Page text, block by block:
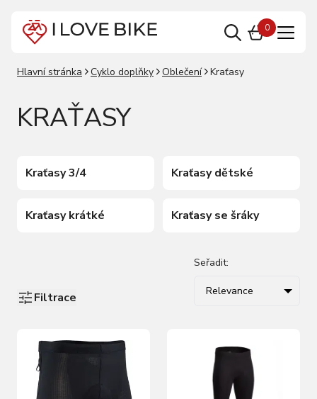
0
Hlavní stránka Cyklo doplňky Oblečení Kraťasy
KRAŤASY
Kraťasy 3/4 Kraťasy dětské
Kraťasy krátké Kraťasy se šráky
Filtrace
Seřadit:
Relevance